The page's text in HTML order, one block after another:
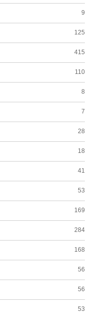
9
125
415
110
8
7
28
18
41
53
169
284
168
56
56
53